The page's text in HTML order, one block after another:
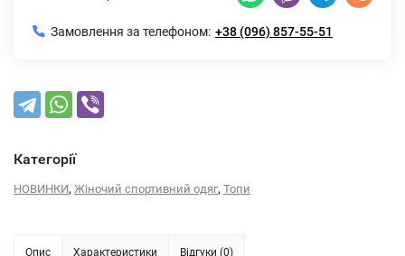
Замовлення за телефоном: +38 (096) 857-55-51
Категорії
НОВИНКИ, Жіночий спортивний одяг, Топи
Опис Характеристики Відгуки (0)